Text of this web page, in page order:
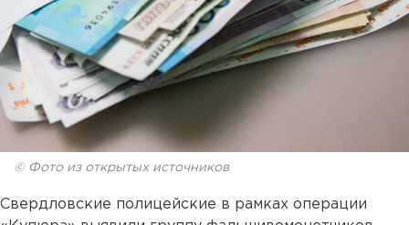
© Фото из открытых источников
Свердловские полицейские в рамках операции